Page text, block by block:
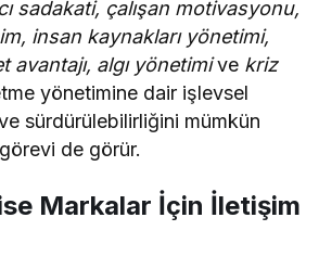
sadakati, çalışan motivasyonu,
insan kaynakları yönetimi,
avantajı, algı yönetimive kriz
yönetimine dair işlevsel
ve sürdürülebilirliğini mümkün
de görür.
Markalar İçin İletişim